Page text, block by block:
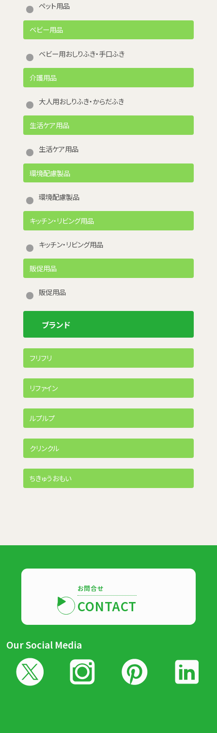
ペット用品
ベビー用品
ベビー用おしりふき・手口ふき
介護用品
大人用おしりふき・からだふき
生活ケア用品
生活ケア用品
環境配慮製品
環境配慮製品
キッチン・リビング用品
キッチン・リビング用品
販促用品
販促用品
ブランド
フリフリ
リファイン
ルプルプ
クリンクル
ちきゅうおもい
お問合せ
CONTACT
Our Social Media